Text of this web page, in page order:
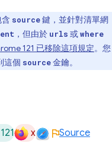
source鍵，並針對清單網
，但由於 urls 或where
121 已移除這項規定。您
這個 source金鑰。
121 x Source